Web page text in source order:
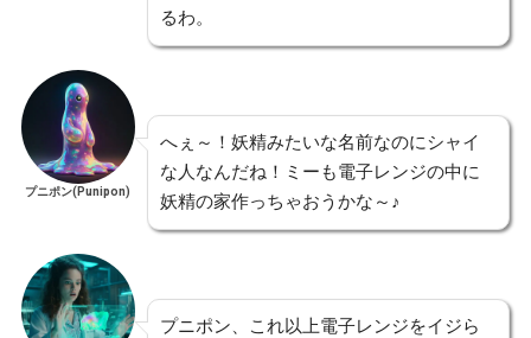
るわ。
プニポン(Punipon)
へぇ～！妖精みたいな名前なのにシャイ
な人なんだね！ミーも電子レンジの中に
妖精の家作っちゃおうかな～♪
プニポン、これ以上電子レンジをイジら